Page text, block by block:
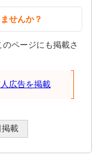
せんか？
ページにも掲載さ
広告を掲載
掲載